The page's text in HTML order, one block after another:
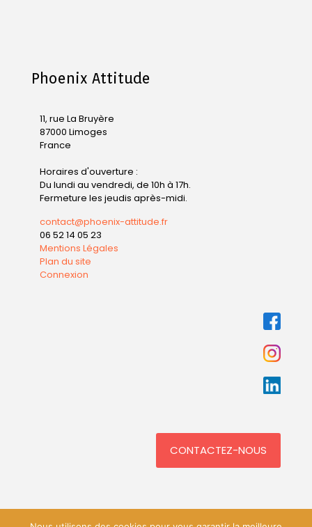
Phoenix Attitude
11, rue La Bruyère
87000 Limoges
France
Horaires d'ouverture :
Du lundi au vendredi, de 10h à 17h.
Fermeture les jeudis après-midi.
contact@phoenix-attitude.fr
06 52 14 05 23
Mentions Légales
Plan du site
Connexion
CONTACTEZ-NOUS